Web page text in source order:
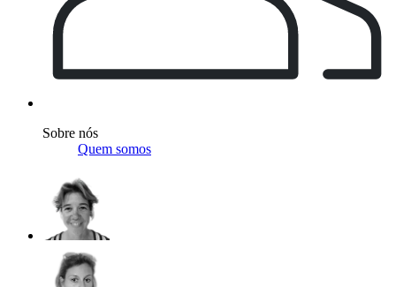
Sobre nós
Quem somos